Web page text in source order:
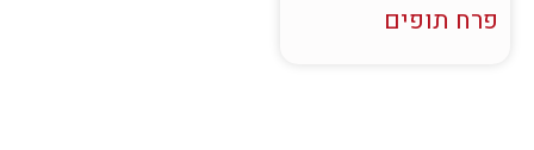
פרח תופים